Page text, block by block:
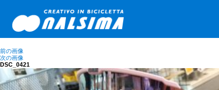
前の画像
次の画像
DSC_0421